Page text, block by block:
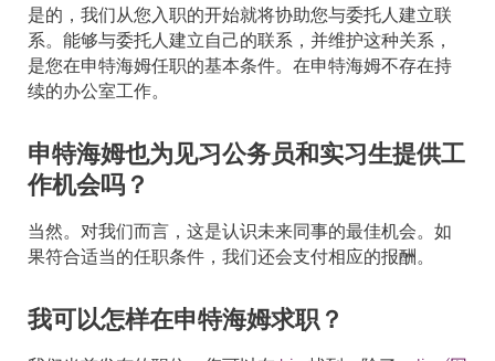
是的，我们从您入职的开始就将协助您与委托人建立联
系。能够与委托人建立自己的联系，并维护这种关系，
是您在申特海姆任职的基本条件。在申特海姆不存在持
续的办公室工作。
申特海姆也为见习公务员和实习生提供工
作机会吗？
当然。对我们而言，这是认识未来同事的最佳机会。如
果符合适当的任职条件，我们还会支付相应的报酬。
我可以怎样在申特海姆求职？